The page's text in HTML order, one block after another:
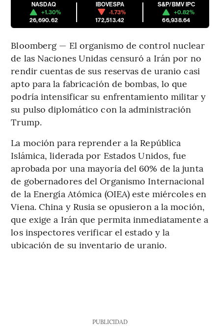
NASDAQ
+1.30%
26,690.62
IBOVESPA
-1.73%
172,513.42
S&P/BMV IPC
+0.82%
66,938.64
Bloomberg — El organismo de control nuclear
de las Naciones Unidas censuró a Irán por no
rendir cuentas de sus reservas de uranio casi
apto para la fabricación de bombas, lo que
podría intensificar su enfrentamiento militar y
su pulso diplomático con la administración
Trump.
La moción para reprender a la República
Islámica, liderada por Estados Unidos, fue
aprobada por una mayoría del 60% de la junta
de gobernadores del Organismo Internacional
de la Energía Atómica (OIEA) este miércoles en
Viena. China y Rusia se opusieron a la moción,
que exige a Irán que permita inmediatamente a
los inspectores verificar el estado y la
ubicación de su inventario de uranio.
PUBLICIDAD